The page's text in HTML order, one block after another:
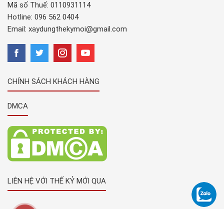
Mã số Thuế: 0110931114
Hotline: 096 562 0404
Email: xaydungthekymoi@gmail.com
CHÍNH SÁCH KHÁCH HÀNG
DMCA
LIÊN HỆ VỚI THẾ KỶ MỚI QUA